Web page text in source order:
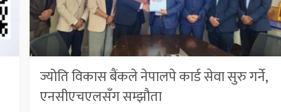
ज्योति विकास बैंकले नेपालपे कार्ड सेवा सुरु गर्ने,
एनसीएचएलसँग सम्झौता